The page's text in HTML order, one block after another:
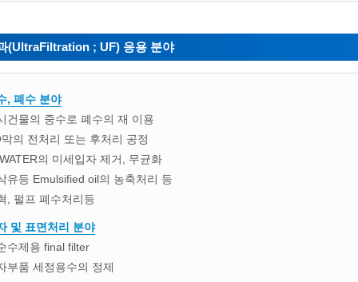
(UltraFiltration ; UF) 응용 분야
, 폐수 분야
건물의 중수로 폐수의 재 이용
의 전처리 또는 후처리 공정
의 미세입자 제거, 무균화
유등 Emulsified oil의 농축처리 등
, 펄프 폐수처리등
및 표면처리 분야
수제용 final filter
부품 세정용수의 정제